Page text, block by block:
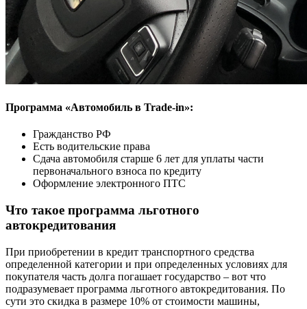
Программа «Автомобиль в Trade-in»:
Гражданство РФ
Есть водительские права
Сдача автомобиля старше 6 лет для уплаты части
первоначального взноса по кредиту
Оформление электронного ПТС
Что такое программа льготного
автокредитования
При приобретении в кредит транспортного средства
определенной категории и при определенных условиях для
покупателя часть долга погашает государство – вот что
подразумевает программа льготного автокредитования. По
сути это скидка в размере 10% от стоимости машины,